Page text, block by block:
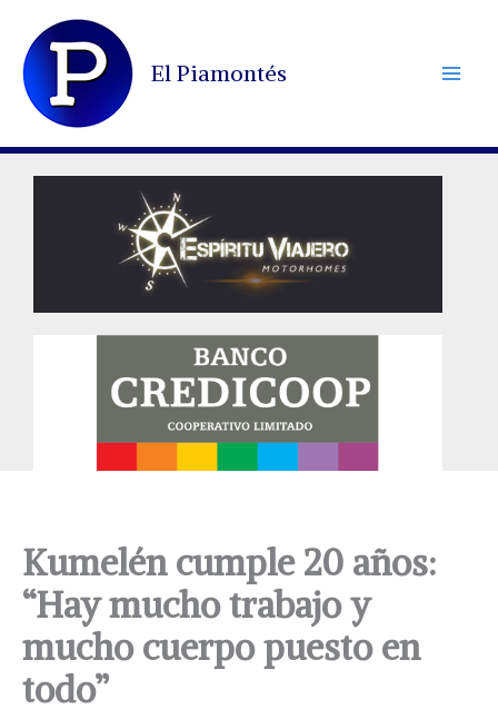
contenido
El Piamontés
Kumelén cumple 20 años:
“Hay mucho trabajo y
mucho cuerpo puesto en
todo”